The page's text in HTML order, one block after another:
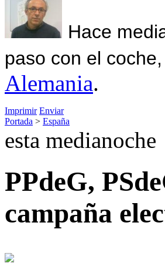
Hace
paso con el
Alemania.
Imprimir Enviar
Portada > España
esta medianoche
PPdeG,
campaña